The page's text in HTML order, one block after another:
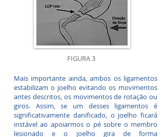
FIGURA 3
Mais importante ainda, ambos os ligamentos
estabilizam o joelho evitando os movimentos
antes descritos, os movimentos de rotação ou
giros. Assim, se um desses ligamentos é
significativamente danificado, o joelho ficará
instável ao apoiarmos o pé sobre o membro
lesionado e o joelho gira de forma